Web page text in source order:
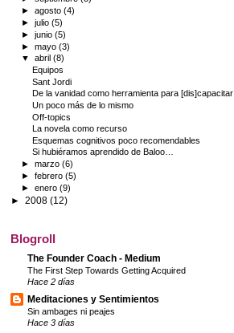
►agosto(4)
►julio(5)
►junio(5)
►mayo(3)
▼abril(8)
Equipos
Sant Jordi
De la vanidad como herramienta para [dis]capacitar
Un poco más de lo mismo
Off-topics
La novela como recurso
Esquemas cognitivos poco recomendables
Si hubiéramos aprendido de Baloo…
►marzo(6)
►febrero(5)
►enero(9)
► 2008 (12)
Blogroll
The Founder Coach - Medium
The First Step Towards Getting Acquired
Hace 2 días
Meditaciones y Sentimientos
Sin ambages ni peajes
Hace 3 días